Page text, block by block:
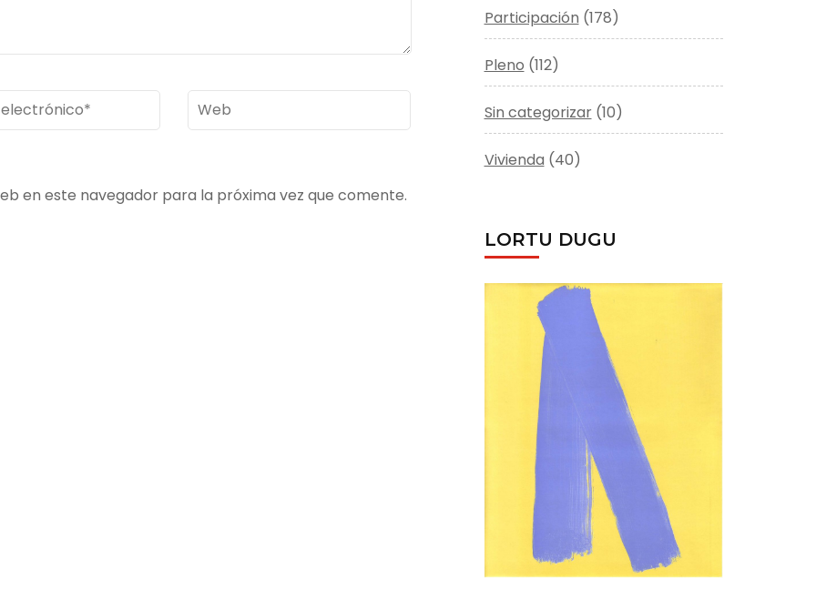
*
Web
en este navegador para la próxima vez que comente.
Participación (178)
Pleno (112)
Sin categorizar(10)
Vivienda (40)
LORTU DUGU